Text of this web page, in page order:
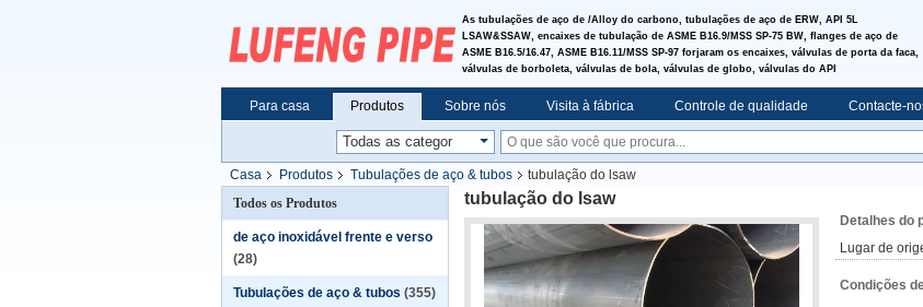
As tubulações de aço de /Alloy do carbono, tubulações de aço de ERW, API 5L
LSAW&SSAW, encaixes de tubulação de ASME B16.9/MSS SP-75 BW, flanges de aço de
ASME B16.5/16.47, ASME B16.11/MSS SP-97 forjaram os encaixes, válvulas de porta da faca,
válvulas de borboleta, válvulas de bola, válvulas de globo, válvulas do API
Para casa Produtos Sobre nós Visita à fábrica Controle de qualidade Contacte-
Casa Produtos Tubulações de aço & tubos
tubulação do lsaw
Todos os Produtos
de aço inoxidável frente e verso
(28)
Tubulações de aço & tubos (355)
tubulação do lsaw
Detalhes do
Lugar de
Condições